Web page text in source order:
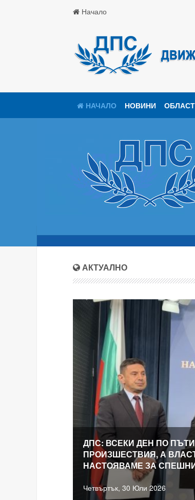
Начало
НАЧАЛО НОВИНИ
АКТУАЛНО
ДПС: ВСЕКИ ДЕН ПО
ПРОИЗШЕСТВИЯ, А
НАСТОЯВАМЕ ЗА
Четвъртък, 30 Юли 2026